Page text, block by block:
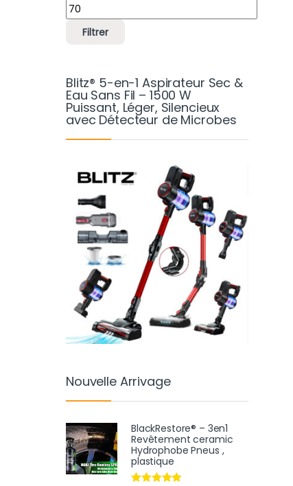
Filtrer
Blitz® 5-en-1 Aspirateur Sec &
Eau Sans Fil – 1500 W
Puissant, Léger, Silencieux
avec Détecteur de Microbes
Nouvelle Arrivage
BlackRestore® – 3en1
Revêtement ceramic
Hydrophobe Pneus ,
plastique